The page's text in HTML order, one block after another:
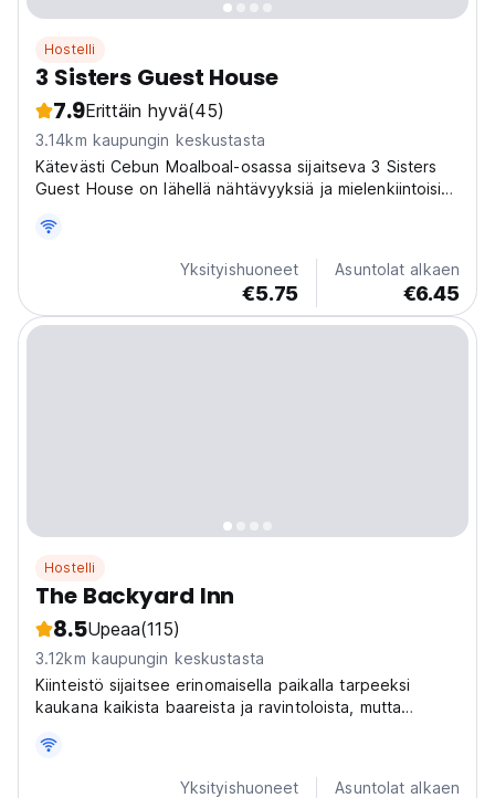
Hostelli
3 Sisters Guest House
7.9Erittäin hyvä(45)
3.14km kaupungin keskustasta
Kätevästi Cebun Moalboal-osassa sijaitseva 3 Sisters
Guest House on lähellä nähtävyyksiä ja mielenkiintoisia
Yksityishuoneet
€5.75
Asuntolat alkaen
€6.45
Hostelli
The Backyard Inn
8.5Upeaa(115)
3.12km kaupungin keskustasta
Kiinteistö sijaitsee erinomaisella paikalla tarpeeksi
kaukana kaikista baareista ja ravintoloista, mutta
rannalle.
Yksityishuoneet
Asuntolat alkaen